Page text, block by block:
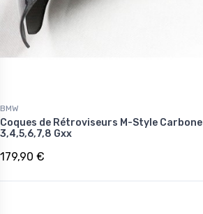
BMW
Coques de Rétroviseurs M-Style Carbone
3,4,5,6,7,8 Gxx
179,90 €